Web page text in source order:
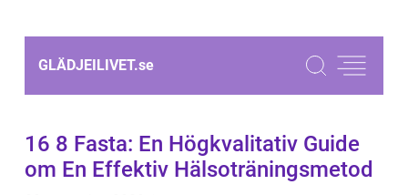
GLÄDJEILIVET.se
16 8 Fasta: En Högkvalitativ Guide
om En Effektiv Hälsoträningsmetod